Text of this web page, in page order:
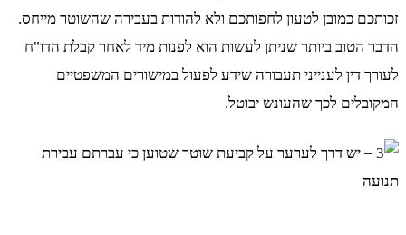
זכותכם כמובן לטעון לחפותכם ולא להודות בעבירה שהשוטר מייחס.
הדבר הטוב ביותר שניתן לעשות הוא לפנות מיד לאחר קבלת הדו"ח
לעורך דין לענייני תעבורה שידע לפעול במישורים המשפטיים
המקובלים לכך שהעונש יבוטל.